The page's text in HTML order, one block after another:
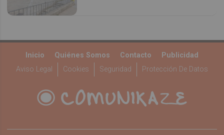
Inicio Quiénes Somos Contacto
Publicidad
Aviso Legal
Cookies Seguridad Protección De Datos